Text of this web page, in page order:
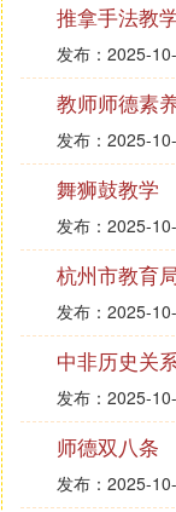
推拿手法教
发布：2025-
教师师德素
发布：2025-
舞狮鼓教学
发布：2025-
杭州市教育
发布：2025-
中非历史关
发布：2025-
师德双八条
发布：2025-